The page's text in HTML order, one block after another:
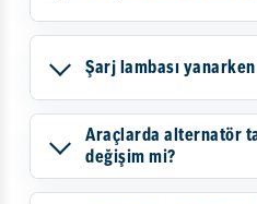
Şarj lambası
Araçlarda alternatör
değişim mi?